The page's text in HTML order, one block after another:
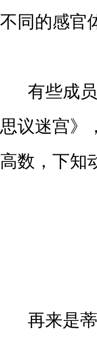
不同的感官
有些成
思议迷宫》
高数，下知
再来是